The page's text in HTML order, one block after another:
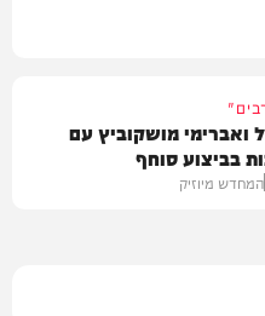
ואברימי מושקוביץ עם
בביצוע סוחף
המחדש מיוזיק